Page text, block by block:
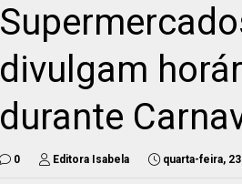
divulgam
durante
0 Editora Isabela quarta-feira,